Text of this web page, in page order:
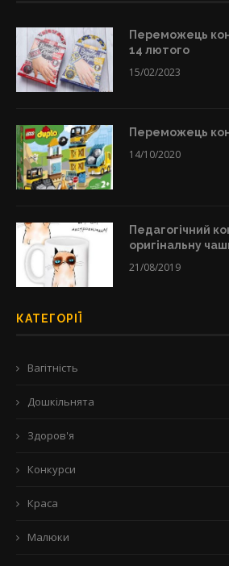
Переможець
14 лютого
15/02/2023
Переможець
14/10/2020
Педагогічний
оригінальну
21/08/2019
КАТЕГОРІЇ
Вагітність
Дошкільнята
Здоров'я
Конкурси
Краса
Малюки